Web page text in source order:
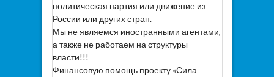
политическая партия или движение из
России или других стран.
Мы не являемся иностранными агентами,
а также не работаем на структуры
власти!!!
Финансовую помощь проекту «Сила